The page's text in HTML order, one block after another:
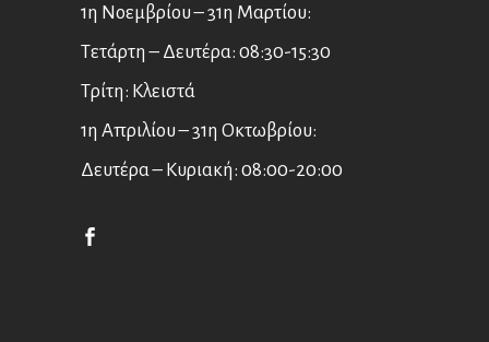
1η Νοεμβρίου – 31η Μαρτίου:
Τετάρτη – Δευτέρα: 08:30-15:30
Τρίτη: Κλειστά
1η Απριλίου – 31η Οκτωβρίου:
Δευτέρα – Κυριακή: 08:00-20:00